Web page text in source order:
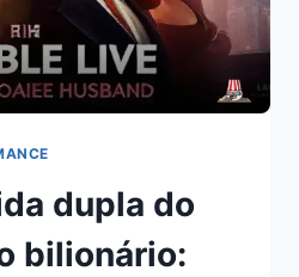
dupla do
bilionário: